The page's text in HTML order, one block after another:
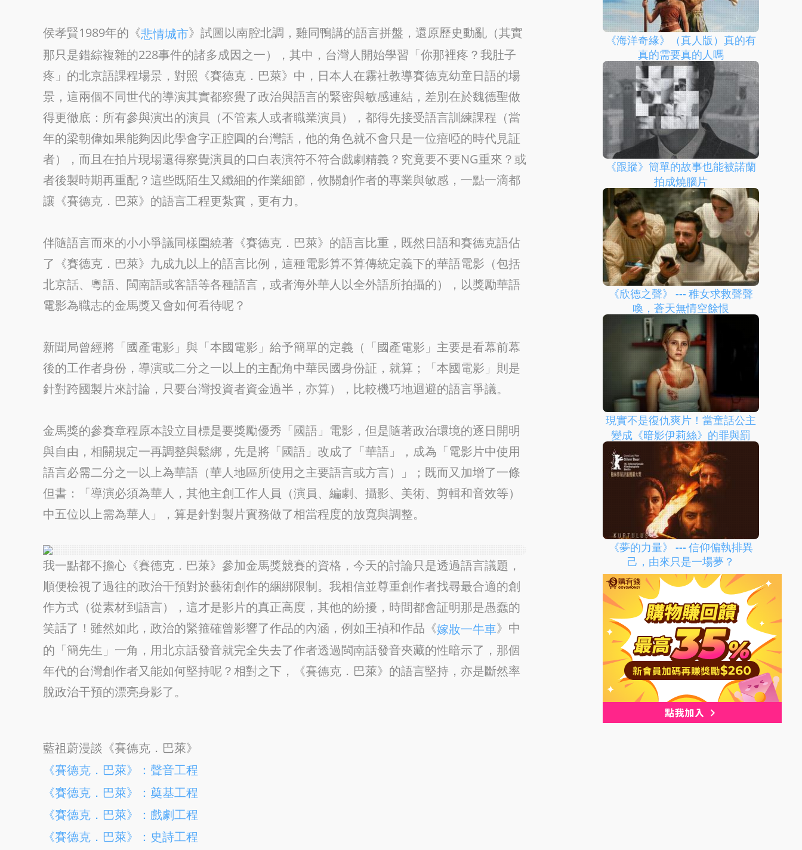
侯孝賢1989年的《悲情城市》試圖以南腔北調，雞同鴨講的語言拼盤，還原歷史動亂（其實
那只是錯綜複雜的228事件的諸多成因之一），其中，台灣人開始學習「你那裡疼？我肚子
疼」的北京語課程場景，對照《賽德克．巴萊》中，日本人在霧社教導賽德克幼童日語的場
景，這兩個不同世代的導演其實都察覺了政治與語言的緊密與敏感連結，差別在於魏德聖做
得更徹底：所有參與演出的演員（不管素人或者職業演員），都得先接受語言訓練課程（當
年的梁朝偉如果能夠因此學會字正腔圓的台灣話，他的角色就不會只是一位瘖啞的時代見証
者），而且在拍片現場還得察覺演員的口白表演符不符合戲劇精義？究竟要不要NG重來？或
者後製時期再重配？這些既陌生又纖細的作業細節，攸關創作者的專業與敏感，一點一滴都
讓《賽德克．巴萊》的語言工程更紮實，更有力。
伴隨語言而來的小小爭議同樣圍繞著《賽德克．巴萊》的語言比重，既然日語和賽德克語佔
了《賽德克．巴萊》九成九以上的語言比例，這種電影算不算傳統定義下的華語電影（包括
北京話、粵語、閩南語或客語等各種語言，或者海外華人以全外語所拍攝的），以獎勵華語
電影為職志的金馬獎又會如何看待呢？
新聞局曾經將「國產電影」與「本國電影」給予簡單的定義（「國產電影」主要是看幕前幕
後的工作者身份，導演或二分之一以上的主配角中華民國身份証，就算；「本國電影」則是
針對跨國製片來討論，只要台灣投資者資金過半，亦算），比較機巧地迴避的語言爭議。
金馬獎的參賽章程原本設立目標是要獎勵優秀「國語」電影，但是隨著政治環境的逐日開明
與自由，相關規定一再調整與鬆綁，先是將「國語」改成了「華語」，成為「電影片中使用
語言必需二分之一以上為華語（華人地區所使用之主要語言或方言）」；既而又加增了一條
但書：「導演必須為華人，其他主創工作人員（演員、編劇、攝影、美術、剪輯和音效等）
中五位以上需為華人」，算是針對製片實務做了相當程度的放寬與調整。
我一點都不擔心《賽德克．巴萊》參加金馬獎競賽的資格，今天的討論只是透過語言議題，
順便檢視了過往的政治干預對於藝術創作的綑綁限制。我相信並尊重創作者找尋最合適的創
作方式（從素材到語言），這才是影片的真正高度，其他的紛擾，時間都會証明那是愚蠢的
笑話了！雖然如此，政治的緊箍確曾影響了作品的內涵，例如王禎和作品《嫁妝一牛車》中
的「簡先生」一角，用北京話發音就完全失去了作者透過閩南話發音夾藏的性暗示了，那個
年代的台灣創作者又能如何堅持呢？相對之下，《賽德克．巴萊》的語言堅持，亦是斷然率
脫政治干預的漂亮身影了。
藍祖蔚漫談《賽德克．巴萊》
《賽德克．巴萊》：聲音工程
《賽德克．巴萊》：奠基工程
《賽德克．巴萊》：戲劇工程
《賽德克．巴萊》：史詩工程
《海洋奇緣》（真人版）真的有
真的需要真的人嗎
《跟蹤》簡單的故事也能被諾蘭
拍成燒腦片
《欣德之聲》 --- 稚女求救聲聲
喚，蒼天無情空餘恨
現實不是復仇爽片！當童話公主
變成《暗影伊莉絲》的罪與罰
《夢的力量》 --- 信仰偏執排異
己，由來只是一場夢？